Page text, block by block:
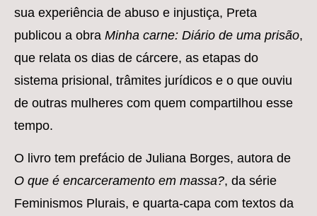
sua experiência de abuso e injustiça, Preta
publicou a obra Minha carne: Diário de uma prisão,
que relata os dias de cárcere, as etapas do
sistema prisional, trâmites jurídicos e o que ouviu
de outras mulheres com quem compartilhou esse
tempo.
O livro tem prefácio de Juliana Borges, autora de
O que é encarceramento em massa?, da série
Feminismos Plurais, e quarta-capa com textos da